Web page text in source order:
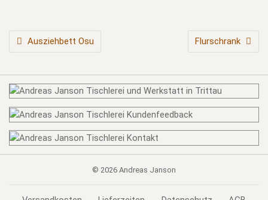
BEITRAGSNAVIGATIONAusziehbett Osu Flurschrank
© 2026 Andreas Janson